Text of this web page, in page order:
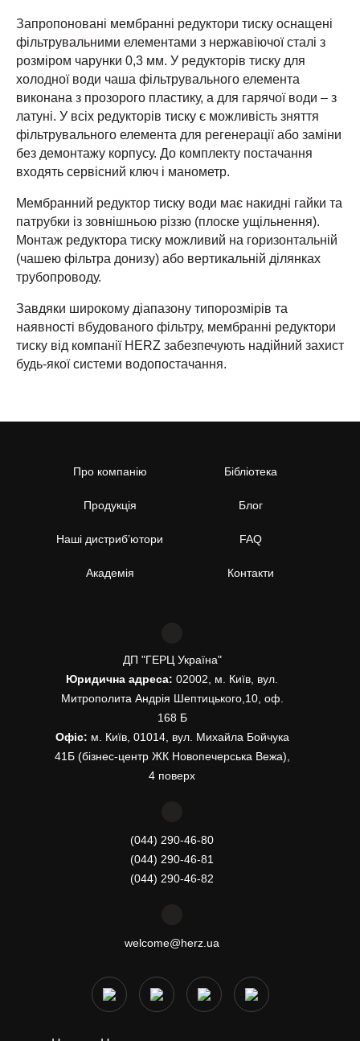
Запропоновані мембранні редуктори тиску оснащені
фільтрувальними елементами з нержавіючої сталі з
розміром чарунки 0,3 мм. У редукторів тиску для
холодної води чаша фільтрувального елемента
виконана з прозорого пластику, а для гарячої води – з
латуні. У всіх редукторів тиску є можливість зняття
фільтрувального елемента для регенерації або заміни
без демонтажу корпусу. До комплекту постачання
входять сервісний ключ i манометр.
Мембранний редуктор тиску води має накидні гайки та
патрубки із зовнішньою різзю (плоске ущільнення).
Монтаж редуктора тиску можливий на горизонтальній
(чашею фільтра донизу) або вертикальній ділянках
трубопроводу.
Завдяки широкому діапазону типорозмірів та
наявності вбудованого фільтру, мембранні редуктори
тиску від компанії HERZ забезпечують надійний захист
будь-якої системи водопостачання.
Про компанію
Продукція
Наші дистриб’ютори
Академія
Бібліотека
Блог
FAQ
Контакти
ДП "ГЕРЦ Україна"
Юридична адреса: 02002, м. Київ, вул.
Митрополита Андрія Шептицького,10, оф.
168 Б
Офіс: м. Київ, 01014, вул. Михайла Бойчука
41Б (бізнес-центр ЖК Новопечерська Вежа),
4 поверх
(044) 290-46-80
(044) 290-46-81
(044) 290-46-82
welcome@herz.ua